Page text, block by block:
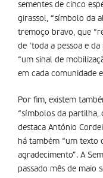
sementes de cinco
girassol, “símbolo da
tremoço bravo, que
de ‘toda a pessoa e
“um sinal de
em cada comunidade
Por fim, existem
“símbolos da partilha,
destaca António
há também “um texto
agradecimento”. A
passado mês de maio